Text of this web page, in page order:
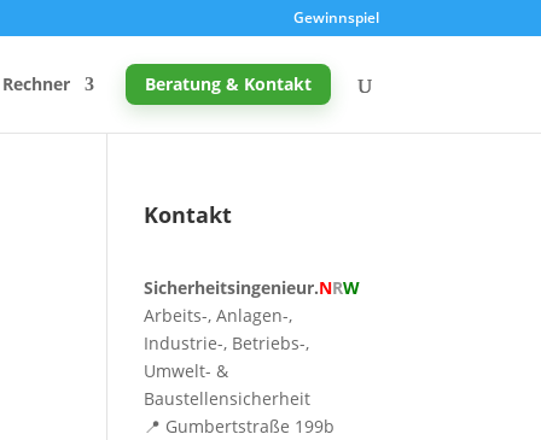
Gewinnspiel
Rechner
berechnen
Frist berechnen
& Schimmelgefahr
Beratung & Kontakt
Kontakt
Sicherheitsingenieur.NRW
Arbeits-, Anlagen-,
Industrie-, Betriebs-,
Umwelt- &
Baustellensicherheit
📍 Gumbertstraße 199b